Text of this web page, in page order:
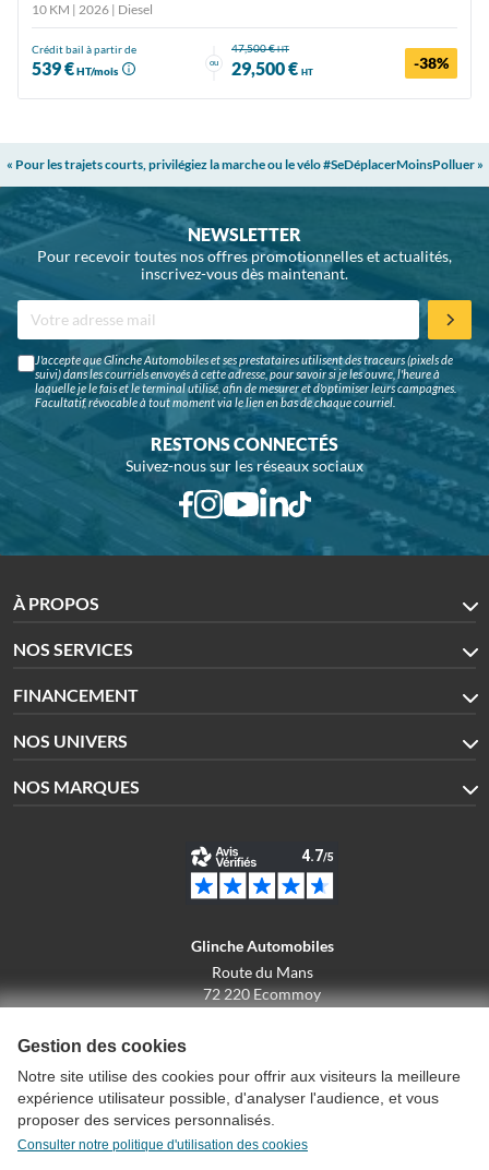
10 KM | 2026 | Diesel
Crédit bail à partir de
539 €HT/mois
ou
47,500 €HT
29,500 € HT -38%
« Pour les trajets courts, privilégiez la marche ou le vélo #SeDéplacerMoinsPolluer »
NEWSLETTER
Pour recevoir toutes nos offres promotionnelles et actualités,
inscrivez-vous dès maintenant.
J'accepte que Glinche Automobiles et ses prestataires utilisent des traceurs (pixels de
suivi) dans les courriels envoyés à cette adresse, pour savoir si je les ouvre, l'heure à
laquelle je le fais et le terminal utilisé, afin de mesurer et d'optimiser leurs campagnes.
Facultatif, révocable à tout moment via le lien en bas de chaque courriel.
RESTONS CONNECTÉS
Suivez-nous sur les réseaux sociaux
À PROPOS
NOS SERVICES
FINANCEMENT
NOS UNIVERS
NOS MARQUES
Glinche Automobiles
Route du Mans
72 220 Ecommoy
Conditions générales de vente
Gestion des cookies
Notre site utilise des cookies pour offrir aux visiteurs la meilleure
expérience utilisateur possible, d'analyser l'audience, et vous
proposer des services personnalisés.
Consulter notre politique d'utilisation des cookies